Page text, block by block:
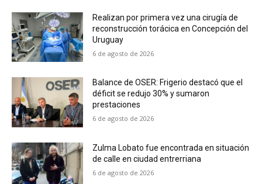
Realizan por primera vez una cirugía de
reconstrucción torácica en Concepción del
Uruguay
6 de agosto de 2026
Balance de OSER: Frigerio destacó que el
déficit se redujo 30% y sumaron
prestaciones
6 de agosto de 2026
Zulma Lobato fue encontrada en situación
de calle en ciudad entrerriana
6 de agosto de 2026